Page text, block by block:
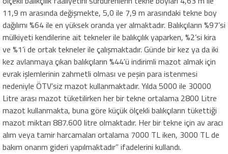
11,9 m arasında değişmekte, 5,0 ile 7,9 m arasındaki tekne boy
dağılımı %64 ile en yüksek oranda yer almaktadır. Balıkçıların %97’si
mülkiyeti kendilerine ait tekneler ile balıkçılık yaparken, %2’si kira
ve %1’i de ortak tekneler ile çalışmaktadır. Günde bir kez ya da iki
kez avlanmaya çıkan balıkçıların %44’ü indirimli mazot almak için
evrak işlemlerinin zahmetli olması ve peşin para istenmesi
nedeniyle ÖTV’siz mazot kullanmaktadır. Yılda 5000 ile 30000
Litre arası mazot tüketilirken her bir tekne ortalama 2800 Litre
mazot kullanmakta, buna göre küçük ölçekli balıkçıların tükettiği
mazot miktarı 887.600 litre olmaktadır. Her bir tekne için av aracı
alım veya tamir harcamaları ortalama 7000 TL iken, 3000 TL de
bakım onarım gideri yapılmaktadır” ifadelerini kullandı.